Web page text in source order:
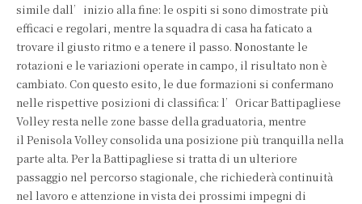
simile dall’inizio alla fine: le ospiti si sono dimostrate più
efficaci e regolari, mentre la squadra di casa ha faticato a
trovare il giusto ritmo e a tenere il passo. Nonostante le
rotazioni e le variazioni operate in campo, il risultato non è
cambiato. Con questo esito, le due formazioni si confermano
nelle rispettive posizioni di classifica: l’Oricar Battipagliese
Volley resta nelle zone basse della graduatoria, mentre
il Penisola Volley consolida una posizione più tranquilla nella
parte alta. Per la Battipagliese si tratta di un ulteriore
passaggio nel percorso stagionale, che richiederà continuità
nel lavoro e attenzione in vista dei prossimi impegni di